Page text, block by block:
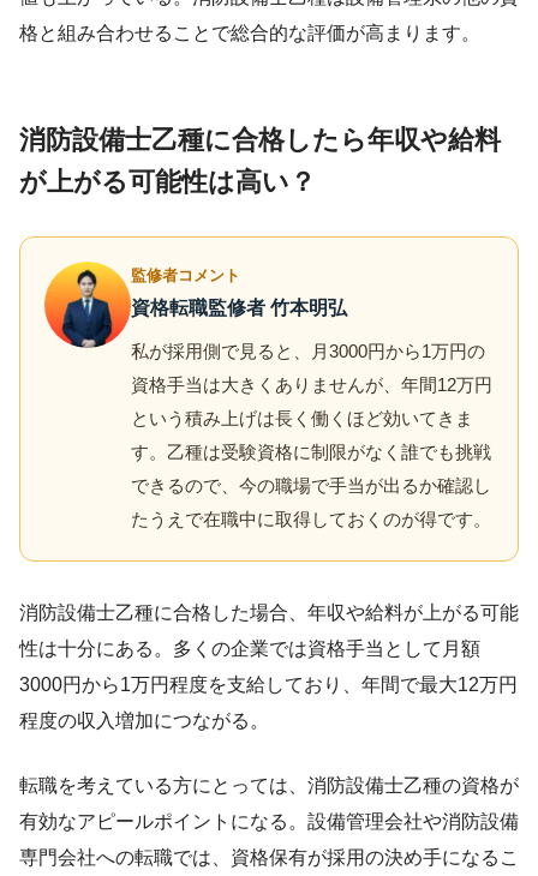
格と組み合わせることで総合的な評価が高まります。
消防設備士乙種に合格したら年収や給料
が上がる可能性は高い？
監修者コメント
資格転職監修者 竹本明弘
私が採用側で見ると、月3000円から1万円の
資格手当は大きくありませんが、年間12万円
という積み上げは長く働くほど効いてきま
す。乙種は受験資格に制限がなく誰でも挑戦
できるので、今の職場で手当が出るか確認し
たうえで在職中に取得しておくのが得です。
消防設備士乙種に合格した場合、年収や給料が上がる可能
性は十分にある。多くの企業では資格手当として月額
3000円から1万円程度を支給しており、年間で最大12万円
程度の収入増加につながる。
転職を考えている方にとっては、消防設備士乙種の資格が
有効なアピールポイントになる。設備管理会社や消防設備
専門会社への転職では、資格保有が採用の決め手になるこ